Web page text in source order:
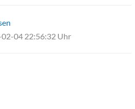
04 22:56:32 Uhr